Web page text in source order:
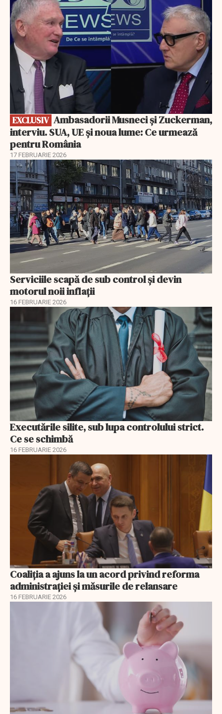
EXCLUSIV
interviu. SUA, UE și noua lume: Ce urmează
pentru România
17 FEBRUARIE 2026
Serviciile scapă de sub control și devin
motorul noii inflații
16 FEBRUARIE 2026
Executările silite, sub lupa controlului strict.
Ce se schimbă
16 FEBRUARIE 2026
Coaliția a ajuns la un acord privind reforma
administrației și măsurile de relansare
16 FEBRUARIE 2026